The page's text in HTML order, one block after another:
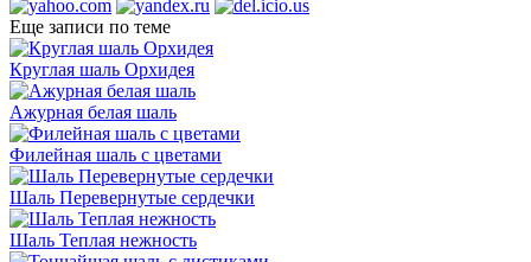
Еще записи по теме
Круглая шаль Орхидея
Ажурная белая шаль
Филейная шаль с цветами
Шаль Перевернутые сердечки
Шаль Теплая нежность